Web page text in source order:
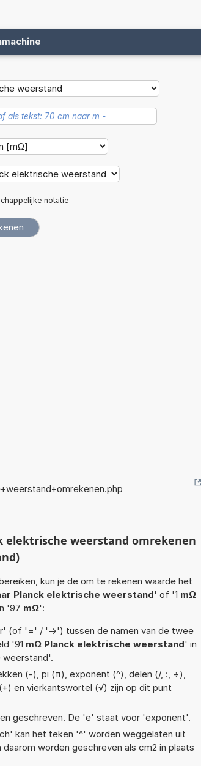
notatie
elektrische weerstand omrekenen
kun je de om te rekenen waarde het
Planck elektrische weerstand' of '1 mΩ
'97 mΩ':
(of '=' / '->') tussen de namen van de twee
'91 mΩ Planck elektrische weerstand' in
weerstand'.
(-), pi (π), exponent (^), delen (/, :, ÷),
en vierkantswortel (√) zijn op dit punt
geschreven. De 'e' staat voor 'exponent'.
kan het teken '^' worden weggelaten uit
worden geschreven als cm2 in plaats